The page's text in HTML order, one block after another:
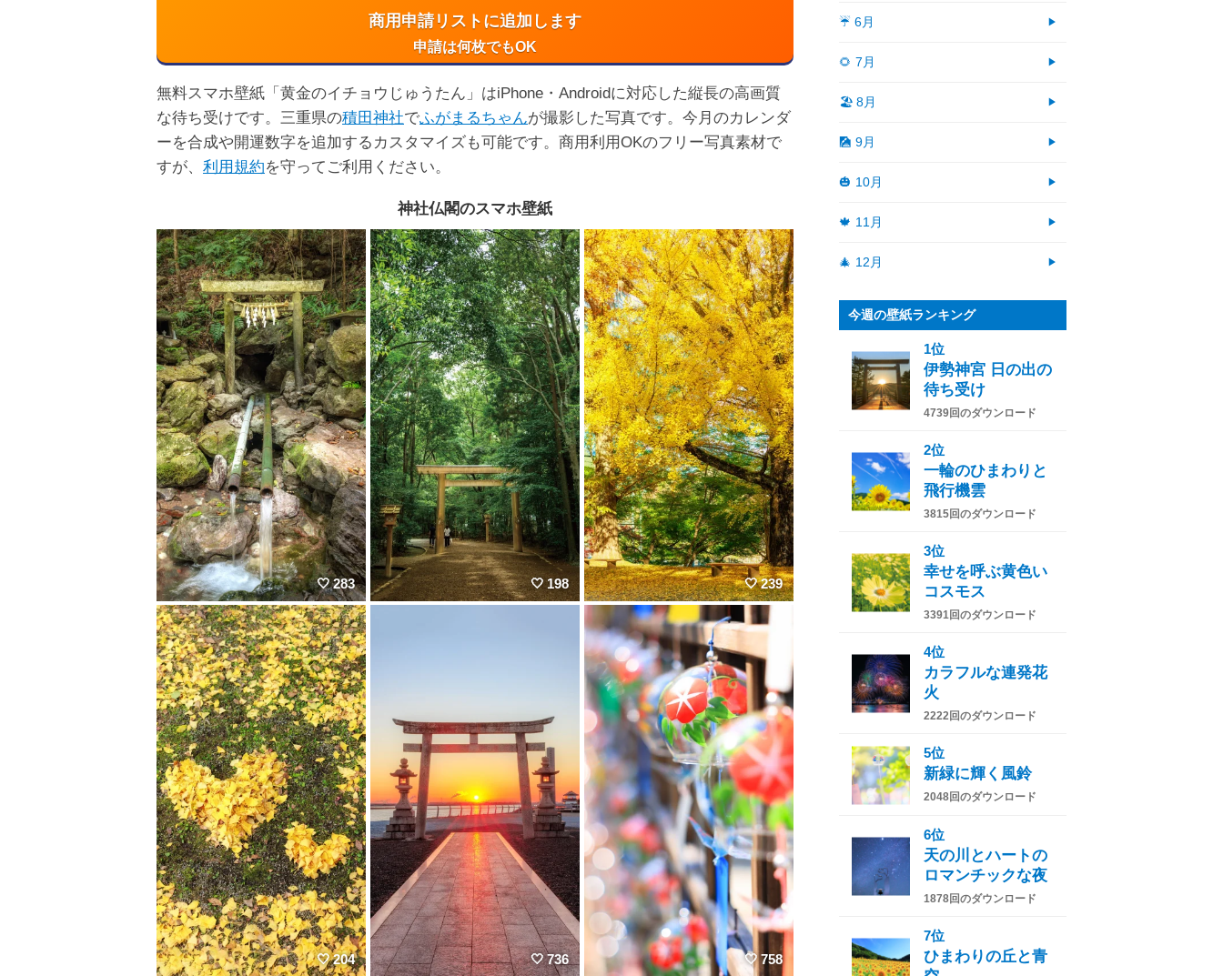
商用申請リストに追加します
申請は何枚でもOK
無料スマホ壁紙「黄金のイチョウじゅうたん」はiPhone・Androidに対応した縦長の高画質
な待ち受けです。三重県の積田神社でふがまるちゃんが撮影した写真です。今月のカレンダ
ーを合成や開運数字を追加するカスタマイズも可能です。商用利用OKのフリー写真素材で
すが、 利用規約を守ってご利用ください。
神社仏閣のスマホ壁紙
283 198 239
204 736 758
☔ 6月
🌻 7月
🏖 8月
🎑 9月
🎃 10月
🍁 11月
🎄 12月
今週の壁紙ランキング
1位
伊勢神宮 日の出の
待ち受け
4739回のダウンロード
2位
一輪のひまわりと
飛行機雲
3815回のダウンロード
3位
幸せを呼ぶ黄色い
コスモス
3391回のダウンロード
4位
カラフルな連発花
火
2222回のダウンロード
5位
新緑に輝く風鈴
2048回のダウンロード
6位
天の川とハートの
ロマンチックな夜
1878回のダウンロード
7位
ひまわりの丘と青